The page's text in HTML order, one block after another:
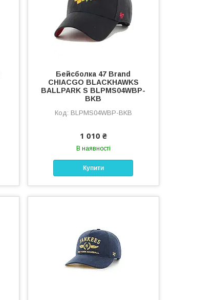
Бейсболка 47 Brand
CHIACGO BLACKHAWKS
BALLPARK S BLPMS04WBP-
BKB
BLPMS04WBP-BKB
1 010 ₴
В наявності
Купити